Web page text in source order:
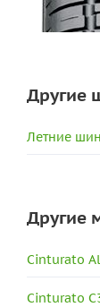
Другие
Летние
Другие
Cinturato
Cinturato